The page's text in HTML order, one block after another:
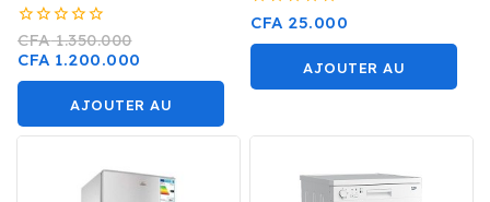
512Go
0
sur
5
CFA1.350.000
CFA 1.200.000
AJOUTER AU
PANIER
0
5
CFA 25.000
AJOUTER AU